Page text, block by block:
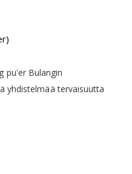
pu'er Bulangin
yhdistelmää tervaisuutta